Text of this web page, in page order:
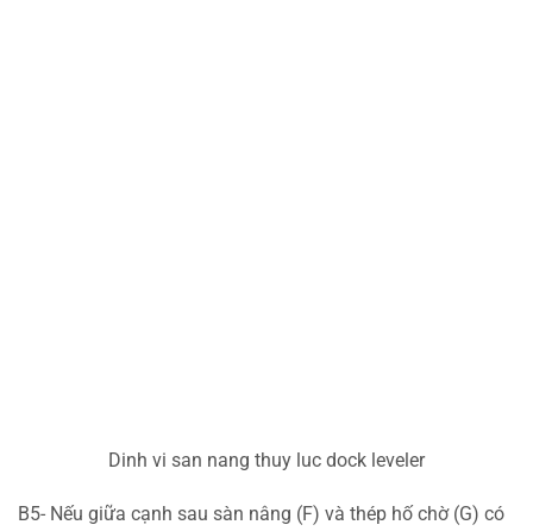
Dinh vi san nang thuy luc dock leveler
B5- Nếu giữa cạnh sau sàn nâng (F) và thép hố chờ (G) có